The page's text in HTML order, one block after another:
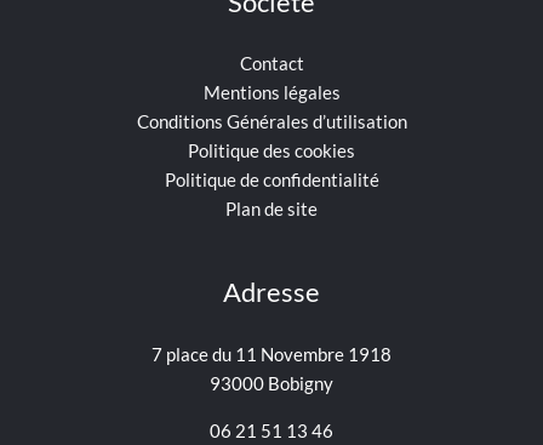
Contact
Mentions légales
Conditions Générales d’utilisation
Politique des cookies
Politique de confidentialité
Plan de site
Adresse
7 place du 11 Novembre 1918
93000 Bobigny
06 21 51 13 46